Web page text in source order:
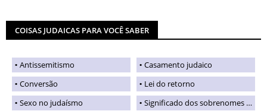
COISAS JUDAICAS PARA VOCÊ SABER
Antissemitismo
Casamento judaico
Conversão
Lei do retorno
Sexo no judaísmo
Significado dos sobrenomes judaicos